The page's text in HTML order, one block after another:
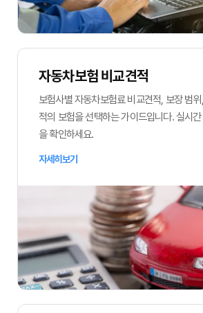
자동차보험 비교견적
보험사별 자동차보험료 비교견적, 보장 범
적의 보험을 선택하는 가이드입니다. 실시
을 확인하세요.
자세히보기